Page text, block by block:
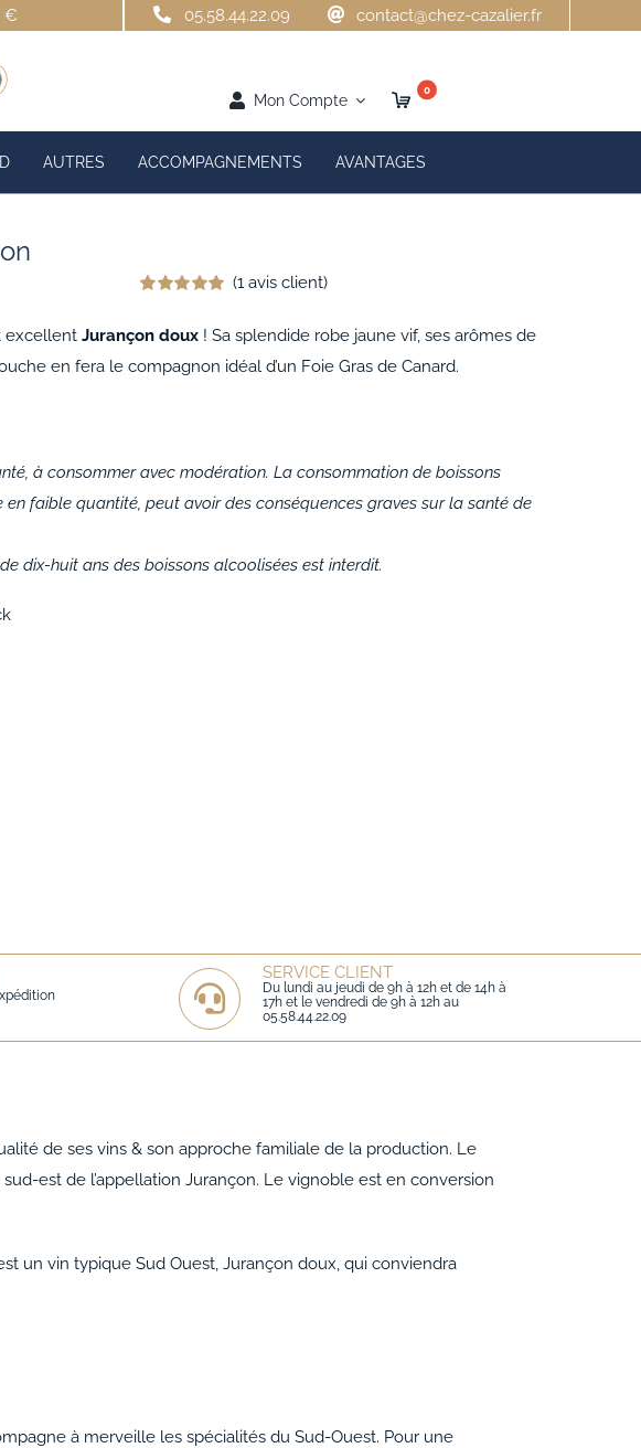
€ 05.58.44.22.09 contact@chez-cazalier.fr
Mon Compte
0
AUTRES ACCOMPAGNEMENTS AVANTAGES
notation
(1 avis client)
excellent Jurançon doux! Sa splendide robe jaune vif, ses arômes de
en fera le compagnon idéal d’un Foie Gras de Canard.
à consommer avec modération. La consommation de boissons
faible quantité, peut avoir des conséquences graves sur la santé de
dix-huit ans des boissons alcoolisées est interdit.
SERVICE CLIENT
Du lundi au jeudi de 9h à 12h et de 14h à
17h et le vendredi de 9h à 12h au
05.58.44.22.09
de ses vins & son approche familiale de la production. Le
est de l’appellation Jurançon. Le vignoble est en conversion
est un vin typique Sud Ouest, Jurançon doux, qui conviendra
à merveille les spécialités du Sud-Ouest. Pour une